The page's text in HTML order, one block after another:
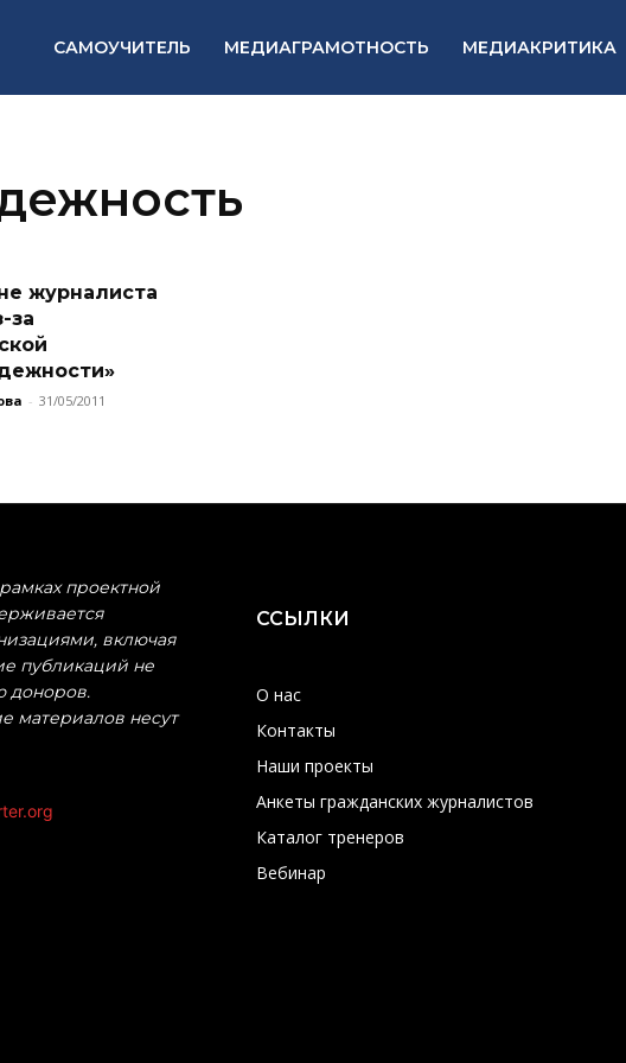
САМОУЧИТЕЛЬ МЕДИАГРАМОТНОСТЬ МЕДИАКРИТИКА
журналиста
за
- 31/05/2011
проектной
включая
публикаций не
доноров.
материалов несут
ССЫЛКИ
О нас
Контакты
Наши проекты
Анкеты гражданских журналистов
Каталог тренеров
Вебинар